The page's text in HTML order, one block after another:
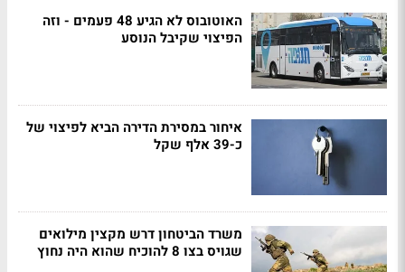
האוטובוס לא הגיע 48 פעמים - וזה
הפיצוי שקיבל הנוסע
איחור במסירת הדירה הביא לפיצוי של
כ-39 אלף שקל
משרד הביטחון דרש מקצין מילואים
שגויס בצו 8 להוכיח שהוא היה נחוץ